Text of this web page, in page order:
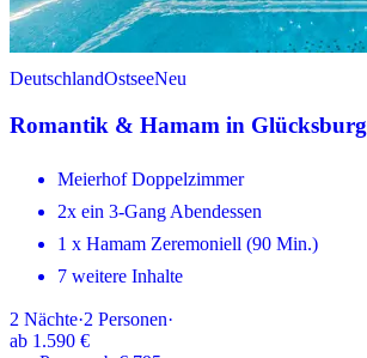
DeutschlandOstseeNeu
Romantik & Hamam in Glücksburg
Meierhof Doppelzimmer
2x ein 3-Gang Abendessen
1 x Hamam Zeremoniell (90 Min.)
7 weitere Inhalte
2 Nächte·2 Personen·
ab 1.590 €